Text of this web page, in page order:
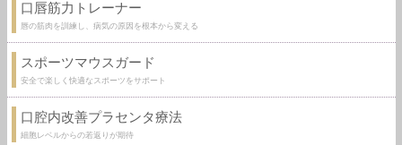
口唇筋力トレーナー
唇の筋肉を訓練し、病気の原因を根本から変える
スポーツマウスガード
安全で楽しく快適なスポーツをサポート
口腔内改善プラセンタ療法
細胞レベルからの若返りが期待